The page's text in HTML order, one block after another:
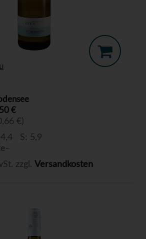
€
€)
4,4 S: 5,9
zzgl. Versandkosten